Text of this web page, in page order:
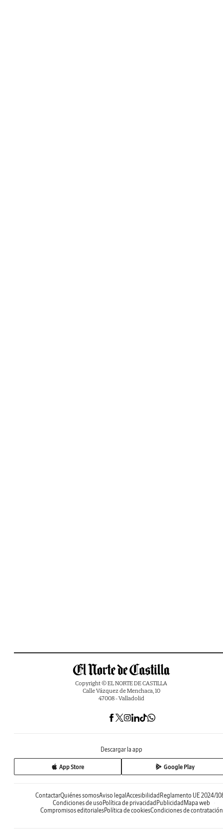
Copyright © EL NORTE DE CASTILLA
Calle Vázquez de Menchaca, 10
47008 - Valladolid
Descargar la app
App Store Google Play
ContactarQuiénes somosAviso legal Accesibilidad Reglamento UE 2024/
Condiciones de uso Política de privacidad Publicidad Mapa web
Compromisos editorialesPolítica de cookiesCondiciones de contratación